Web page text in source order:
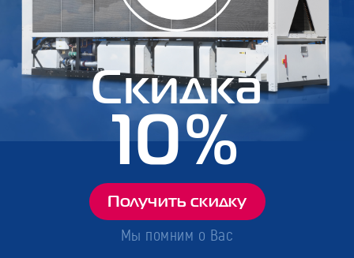
Мы помним о Вас
Скидка
10%
Получить скидку